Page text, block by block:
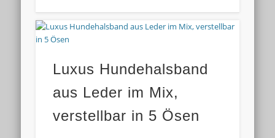
Luxus Hundehalsband
aus Leder im Mix,
verstellbar in 5 Ösen